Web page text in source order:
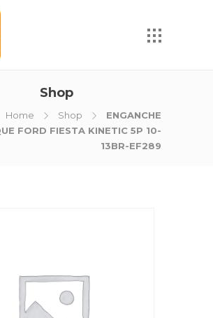
Shop
Home Shop
ENGANCHE
FORD FIESTA KINETIC 5P 10-
13BR-EF289